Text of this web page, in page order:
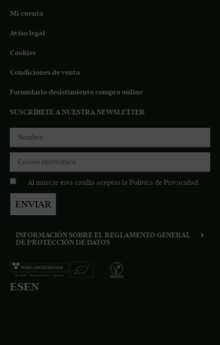
Mi cuenta
Aviso legal
Cookies
Condiciones de venta
Formulario desistimiento compra online
SUSCRÍBETE A NUESTRA NEWSLETTER
Al marcar esta casilla aceptas la Política de Privacidad.
ENVIAR
INFORMACIÓN SOBRE EL REGLAMENTO GENERAL
DE PROTECCIÓN DE DATOS
ESEN